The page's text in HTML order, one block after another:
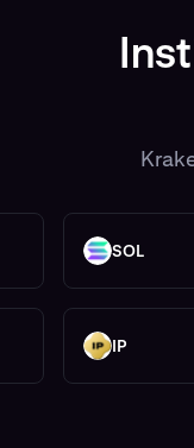
SOL SOL
IP IP